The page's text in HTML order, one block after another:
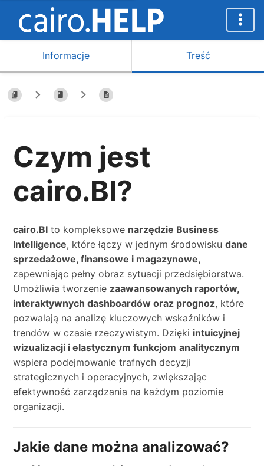
Informacje Treść
Czym jest
cairo.BI?
cairo.BI to kompleksowe narzędzie Business
Intelligence, które łączy w jednym środowisku dane
sprzedażowe, finansowe i magazynowe,
zapewniając pełny obraz sytuacji przedsiębiorstwa.
Umożliwia tworzenie zaawansowanych raportów,
interaktywnych dashboardów oraz prognoz, które
pozwalają na analizę kluczowych wskaźników i
trendów w czasie rzeczywistym. Dzięki intuicyjnej
wizualizacji i elastycznym funkcjom analitycznym
wspiera podejmowanie trafnych decyzji
strategicznych i operacyjnych, zwiększając
efektywność zarządzania na każdym poziomie
organizacji.
Jakie dane można analizować?